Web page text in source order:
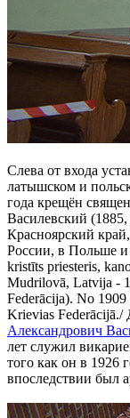
Слева от входа
латышском и
года крещён
Василевский
Красноярский
России, в Польше
kristīts priesteris,
Mudrilovā, Latvija -
Federācija). No
Krievias Federācijā./
Александрович
лет служил
того как он в 1926
впоследствии был